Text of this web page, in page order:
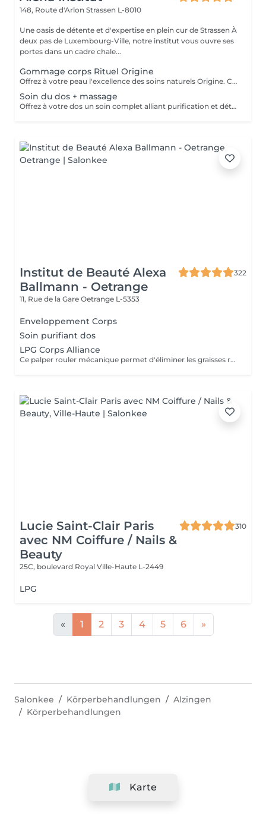
148, Route d'Arlon Strassen L-8010
Une oasis de détente et d'expertise en plein cur de Strassen À
deux pas de Luxembourg-Ville, notre institut vous ouvre ses
portes dans un cadre chale...
Gommage corps Rituel Origine
Offrez à votre peau l'excellence des soins naturels Origine. Ce gommage exfolie délicatement grâce à des textures raffinées et des ingrédients sélectionnés pour leur pureté. Il lisse le grain de peau, réveille l'éclat naturel et enveloppe le corps d'un parfum subtil et sensoriel. Un rituel d'exception qui laisse la peau incroyablement douce, soyeuse et lumineuse, prête à recevoir tous les bienfaits des soins suivants.
Soin du dos + massage
Offrez à votre dos un soin complet alliant purification et détente profonde. Ce rituel associe un nettoyage expert, une exfoliation raffinée et des manuvres relaxantes pour libérer les tensions. La peau est purifiée, douce et lumineuse, tandis que le corps retrouve une sensation de confort absolu. Un moment précieux qui allie efficacité et bien-être.
Institut de Beauté Alexa
Ballmann - Oetrange
322
11, Rue de la Gare Oetrange L-5353
Enveloppement Corps
Soin purifiant dos
LPG Corps Alliance
Ce palper rouler mécanique permet d'éliminer les graisses résistantes à l'exercice physique et aux régimes grâce à la technologie Lipomassage. En bref il permet de : DESTOCKER, RAFFERMIR, RESCULPTER, LISSER
Lucie Saint-Clair Paris
avec NM Coiffure / Nails &
Beauty
310
25C, boulevard Royal Ville-Haute L-2449
LPG
« 1 2 3 4 5 6 »
Karte
Salonkee Körperbehandlungen
Alzingen
Körperbehandlungen